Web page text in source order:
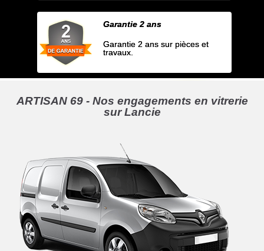
Garantie 2 ans
Garantie 2 ans sur pièces et
travaux.
ARTISAN 69 - Nos engagements en vitrerie
sur Lancie